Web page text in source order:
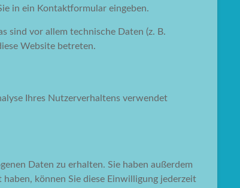
in ein Kontaktformular eingeben.
sind vor allem technische Daten (z. B.
Website betreten.
Ihres Nutzerverhaltens verwendet
Daten zu erhalten. Sie haben außerdem
können Sie diese Einwilligung jederzeit